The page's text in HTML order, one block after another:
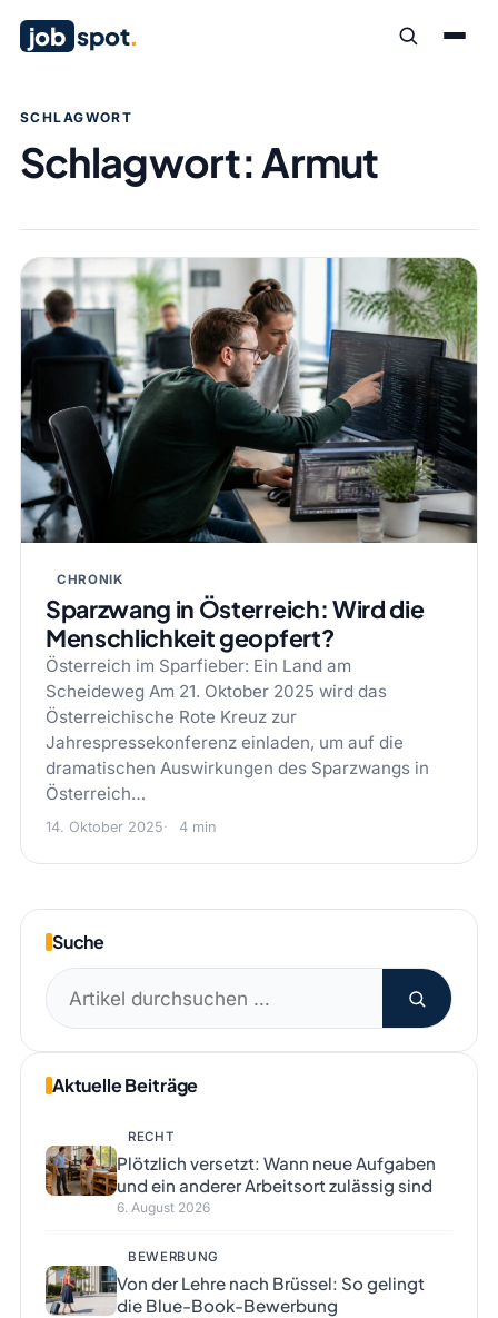
job spot.
SCHLAGWORT
Schlagwort:Armut
CHRONIK
Sparzwang in Österreich: Wird die
Menschlichkeit geopfert?
Österreich im Sparfieber: Ein Land am
Scheideweg Am 21. Oktober 2025 wird das
Österreichische Rote Kreuz zur
Jahrespressekonferenz einladen, um auf die
dramatischen Auswirkungen des Sparzwangs in
Österreich…
14. Oktober 2025 4 min
Suche
Suchen
nach:
Aktuelle Beiträge
RECHT
Plötzlich versetzt: Wann neue Aufgaben
und ein anderer Arbeitsort zulässig sind
6. August 2026
BEWERBUNG
Von der Lehre nach Brüssel: So gelingt
die Blue-Book-Bewerbung